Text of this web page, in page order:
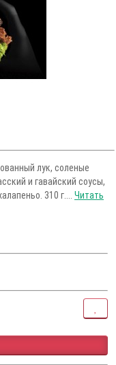
лук, соленые
и гавайский соусы,
310 г.... Читать